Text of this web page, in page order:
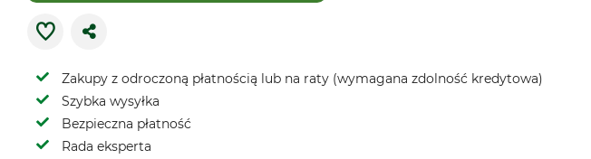
Zakupy z odroczoną płatnością lub na raty (wymagana zdolność kredytowa)
Szybka wysyłka
Bezpieczna płatność
Rada eksperta